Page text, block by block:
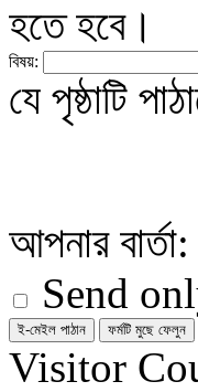
হতে হবে।
বিষয়:
যে পৃষ্ঠাটি
আপনার বার্তা:
Send
Visitor